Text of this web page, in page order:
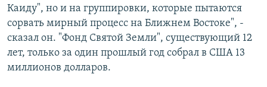
Каиду", но и на группировки, которые пытаются
сорвать мирный процесс на Ближнем Востоке", -
сказал он. "Фонд Святой Земли", существующий 12
лет, только за один прошлый год собрал в США 13
миллионов долларов.